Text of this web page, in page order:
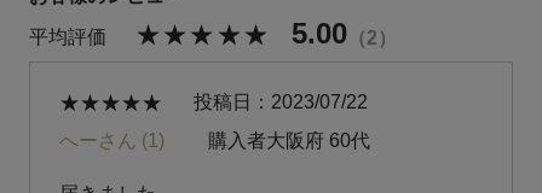
5.00 2
へーさん 1 購入者大阪府 60代
投稿日 2023/07/22